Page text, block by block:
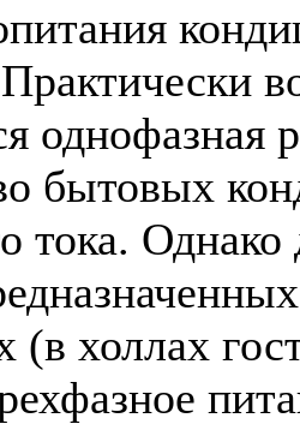
однофазная
бытовых
тока.
(в холлах